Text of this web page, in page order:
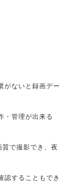
がないと録画デー
・管理が出来る
で撮影でき、夜
認することもでき